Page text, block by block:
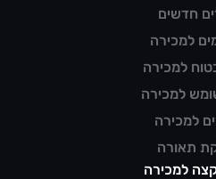
חדשים
למכירה
למכירה
למכירה
למכירה
תאורה
למכירה